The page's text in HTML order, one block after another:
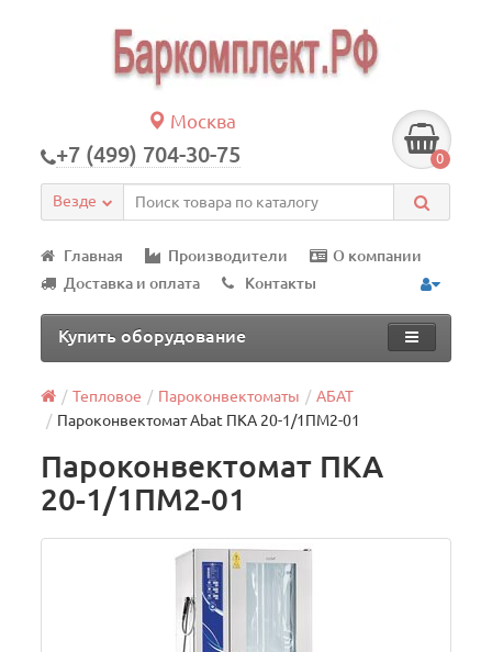
Москва
+7 (499) 704-30-75 0
Везде
Главная Производители
О компании
Доставка и оплата
Контакты
Купить оборудование
Тепловое Пароконвектоматы
АБАТ
Пароконвектомат Abat ПКА 20-1/1ПМ2-01
Пароконвектомат ПКА
20-1/1ПМ2-01